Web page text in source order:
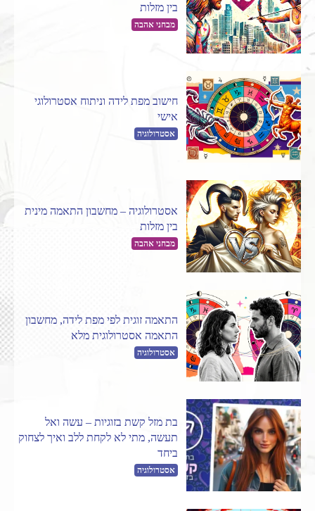
בין מזלות
מבחני אהבה
חישוב מפת לידה וניתוח אסטרולוגי
אישי
אסטרולוגיה
אסטרולוגיה – מחשבון התאמה מינית
בין מזלות
מבחני אהבה
התאמה זוגית לפי מפת לידה, מחשבון
התאמה אסטרולוגית מלא
אסטרולוגיה
בת מזל קשת בזוגיות – עשה ואל
תעשה, מתי לא לקחת ללב ואיך לצחוק
ביחד
אסטרולוגיה